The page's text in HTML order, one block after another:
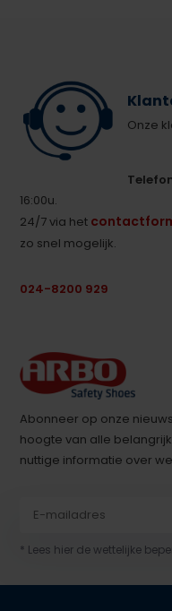
Onze
16:00u.
24/7 via het
zo snel mogelijk.
024-8200 929
Abonneer op onze
hoogte van alle
nuttige informatie over
* Lees hier de wettelijke